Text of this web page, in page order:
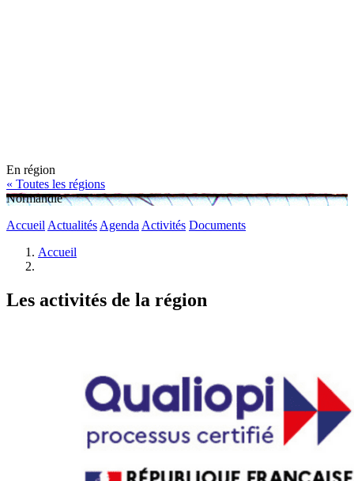
En région
« Toutes les régions
Normandie
Accueil Actualités Agenda Activités Documents
Accueil
Les activités de la région